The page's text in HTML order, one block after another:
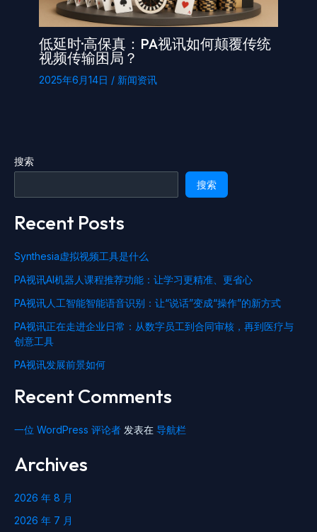
低延时·高保真：PA视讯如何颠覆传统
视频传输困局？
2025年6月14日 / 新闻资讯
搜索
搜索
Recent Posts
Synthesia虚拟视频工具是什么
PA视讯AI机器人课程推荐功能：让学习更精准、更省心
PA视讯人工智能智能语音识别：让“说话”变成“操作”的新方式
PA视讯正在走进企业日常：从数字员工到合同审核，再到医疗与
创意工具
PA视讯发展前景如何
Recent Comments
一位 WordPress 评论者 发表在 导航栏
Archives
2026 年 8 月
2026 年 7 月